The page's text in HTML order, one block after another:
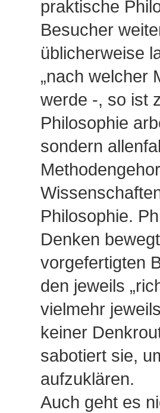
praktische
Besucher
üblicherweise
„nach welcher
werde -, so ist
Philosophie
sondern
Philosophie.
Denken
vorgefertigten
den jeweils
vielmehr
keiner
sabotiert sie,
aufzuklären.
Auch geht es